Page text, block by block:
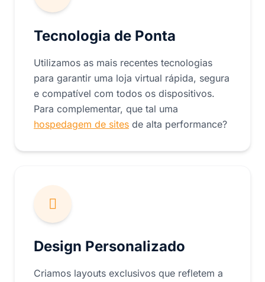
Tecnologia de Ponta
Utilizamos as mais recentes tecnologias
para garantir uma loja virtual rápida, segura
e compatível com todos os dispositivos.
Para complementar, que tal uma
hospedagem de sites de alta performance?
Design Personalizado
Criamos layouts exclusivos que refletem a